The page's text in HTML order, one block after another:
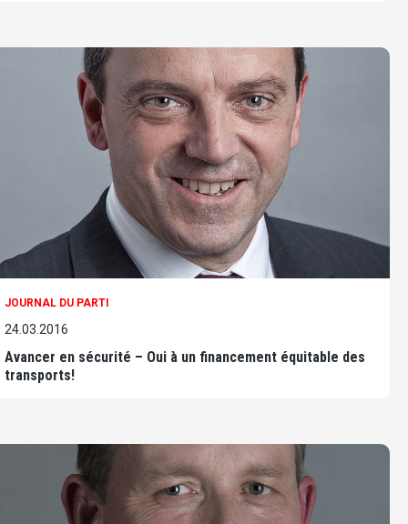
JOURNAL DU PARTI
24.03.2016
Avancer en sécurité – Oui à un financement équitable des
transports!